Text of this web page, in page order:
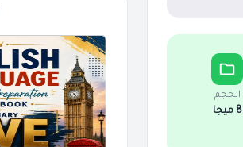
الحجم
8 ميجا